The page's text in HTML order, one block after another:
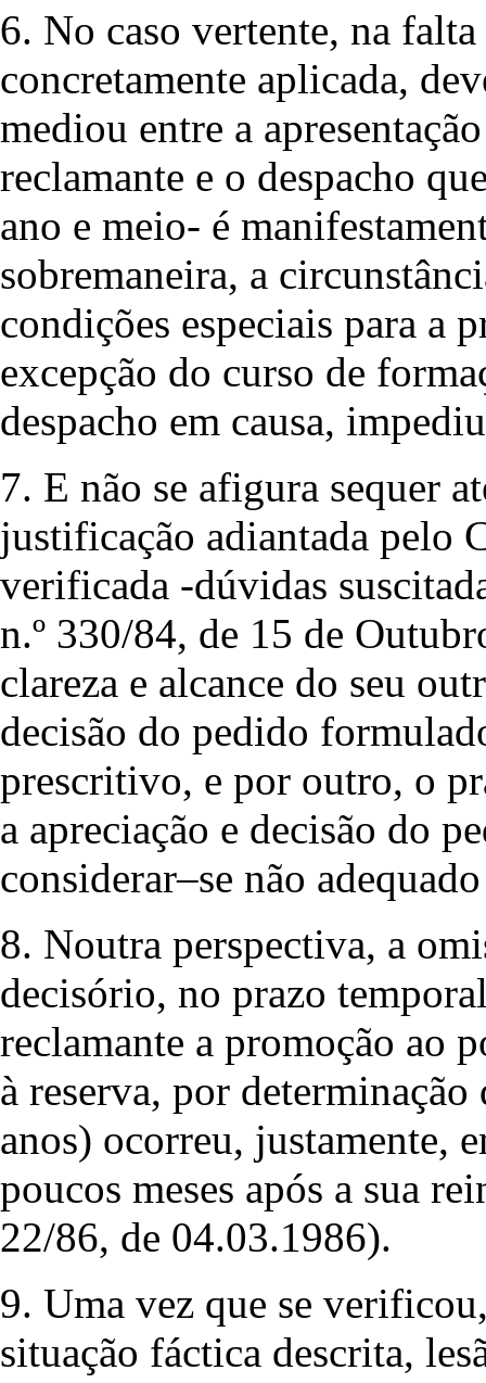
6. No caso vertente, na
concretamente aplicada,
mediou entre a
reclamante e o despacho
ano e meio- é
sobremaneira, a
condições especiais para a
excepção do curso de
despacho em causa,
7. E não se afigura sequer
justificação adiantada pelo
verificada -dúvidas
n.º 330/84, de 15 de
clareza e alcance do seu
decisão do pedido
prescritivo, e por outro, o
a apreciação e decisão do
considerar–se não
8. Noutra perspectiva, a
decisório, no prazo
reclamante a promoção ao
à reserva, por
anos) ocorreu, justamente,
poucos meses após a sua
22/86, de 04.03.1986).
9. Uma vez que se
situação fáctica descrita,